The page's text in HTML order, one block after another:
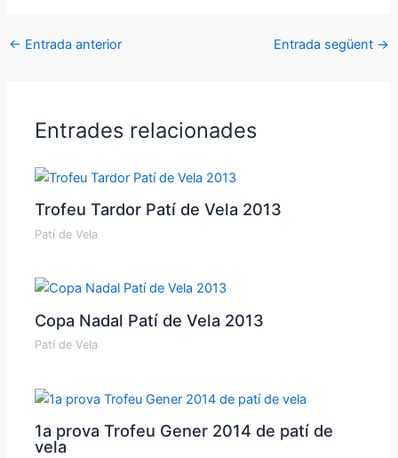
← Entrada anterior Entrada següent →
Entrades relacionades
Trofeu Tardor Patí de Vela 2013
Patí de Vela
Copa Nadal Patí de Vela 2013
Patí de Vela
1a prova Trofeu Gener 2014 de patí de
vela